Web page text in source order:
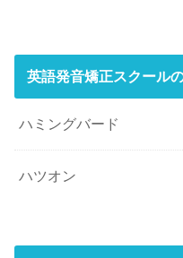
英語発音矯正スクール
ハミングバード
ハツオン